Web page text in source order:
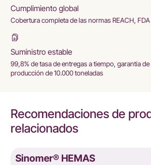
Cumplimiento global
Cobertura completa de las normas REACH, FDA
Suministro estable
99,8% de tasa de entregas a tiempo, garantía
producción de 10.000 toneladas
Recomendaciones de
relacionados
Sinomer® HEMAS